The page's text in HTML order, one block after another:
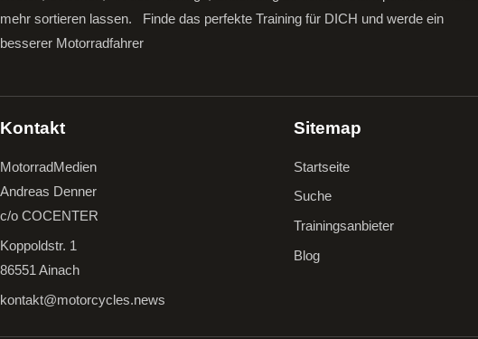
mehr sortieren lassen. Finde das perfekte Training für DICH und werde ein
besserer Motorradfahrer
Kontakt
MotorradMedien
Andreas Denner
c/o COCENTER
Koppoldstr. 1
86551 Ainach
kontakt@motorcycles.news
Sitemap
Startseite
Suche
Trainingsanbieter
Blog